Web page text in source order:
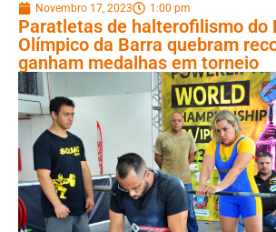
Novembro 17, 2023 1:00 pm
Paratletas de halterofilismo do
Olímpico da Barra quebram
ganham medalhas em torneio